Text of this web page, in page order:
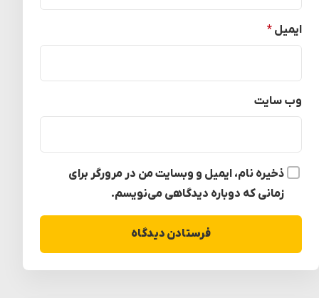
ایمیل *
وب‌ سایت
ذخیره نام، ایمیل و وبسایت من در مرورگر برای
زمانی که دوباره دیدگاهی می‌نویسم.